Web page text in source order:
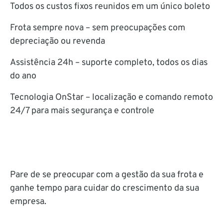
Todos os custos fixos reunidos em um único boleto
Frota sempre nova – sem preocupações com
depreciação ou revenda
Assistência 24h – suporte completo, todos os dias
do ano
Tecnologia OnStar – localização e comando remoto
24/7 para mais segurança e controle
Pare de se preocupar com a gestão da sua frota e
ganhe tempo para cuidar do crescimento da sua
empresa.